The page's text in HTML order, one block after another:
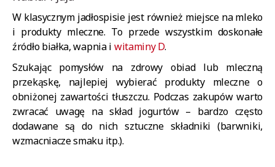
W klasycznym jadłospisie jest również miejsce na mleko
i produkty mleczne. To przede wszystkim doskonałe
źródło białka, wapnia i witaminy D.
Szukając pomysłów na zdrowy obiad lub mleczną
przekąskę, najlepiej wybierać produkty mleczne o
obniżonej zawartości tłuszczu. Podczas zakupów warto
zwracać uwagę na skład jogurtów – bardzo często
dodawane są do nich sztuczne składniki (barwniki,
wzmacniacze smaku itp.).